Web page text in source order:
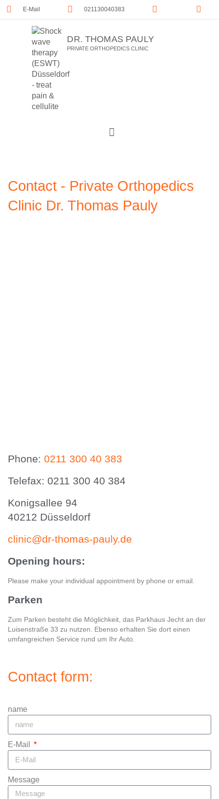
E-Mail 021130040383
DR. THOMAS PAULY
PRIVATE ORTHOPEDICS CLINIC
Contact - Private Orthopedics
Clinic Dr. Thomas Pauly
Phone: 0211 300 40 383
Telefax: 0211 300 40 384
Konigsallee 94
40212 Düsseldorf
clinic@dr-thomas-pauly.de
Opening hours:
Please make your individual appointment by phone or email.
Parken
Zum Parken besteht die Möglichkeit, das Parkhaus Jecht an der
Luisenstraße 33 zu nutzen. Ebenso erhalten Sie dort einen
umfangreichen Service rund um Ihr Auto.
Contact form:
name
E-Mail
Message